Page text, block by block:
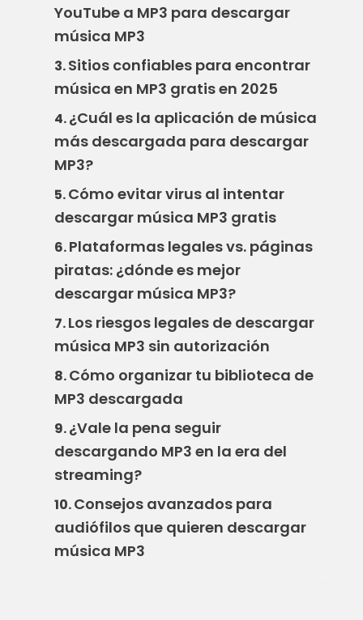
YouTube a MP3 para descargar
música MP3
3.Sitios confiables para encontrar
música en MP3 gratis en 2025
4.¿Cuál es la aplicación de música
más descargada para descargar
MP3?
5.Cómo evitar virus al intentar
descargar música MP3 gratis
6.Plataformas legales vs. páginas
piratas: ¿dónde es mejor
descargar música MP3?
7.Los riesgos legales de descargar
música MP3 sin autorización
8.Cómo organizar tu biblioteca de
MP3 descargada
9.¿Vale la pena seguir
descargando MP3 en la era del
streaming?
10.Consejos avanzados para
audiófilos que quieren descargar
música MP3